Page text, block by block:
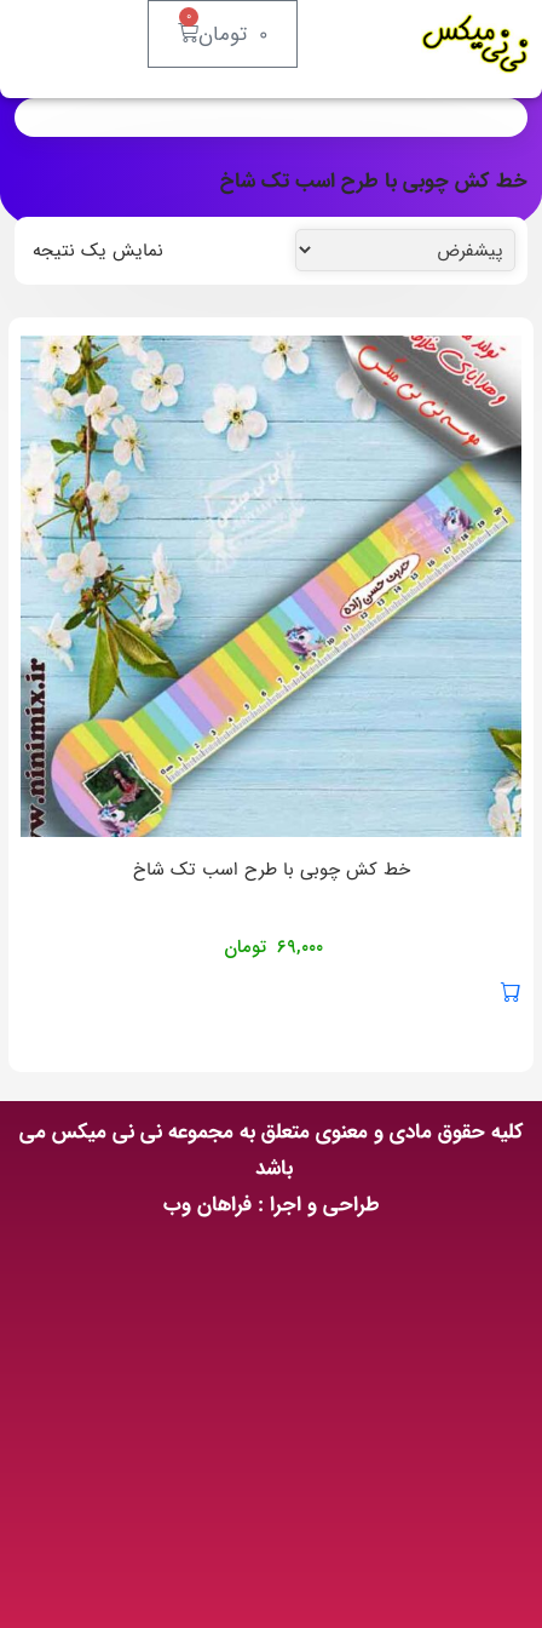
0 تومان 0
خط کش چوبی با طرح اسب تک شاخ
نمایش یک نتیجه
خط کش چوبی با طرح اسب تک شاخ
۶۹,۰۰۰ تومان
کلیه حقوق مادی و معنوی متعلق به مجموعه نی نی میکس می
باشد
طراحی و اجرا : فراهان وب